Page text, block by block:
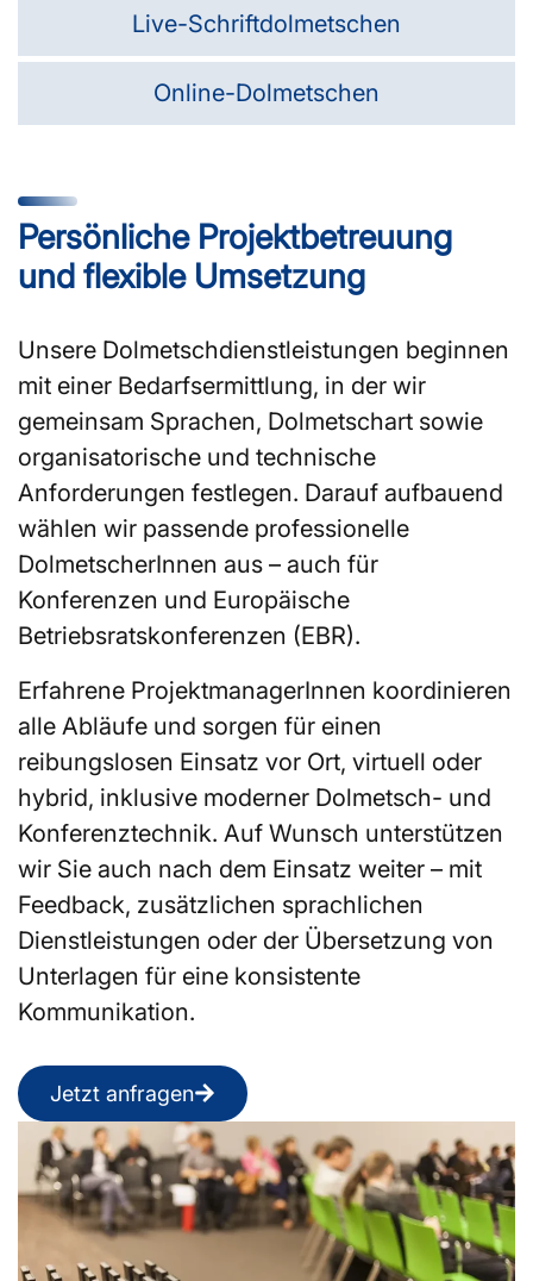
Live-Schriftdolmetschen
Online-Dolmetschen
Persönliche Projektbetreuung
und flexible Umsetzung
Unsere Dolmetschdienstleistungen beginnen
mit einer Bedarfsermittlung, in der wir
gemeinsam Sprachen, Dolmetschart sowie
organisatorische und technische
Anforderungen festlegen. Darauf aufbauend
wählen wir passende professionelle
DolmetscherInnen aus – auch für
Konferenzen und Europäische
Betriebsratskonferenzen (EBR).
Erfahrene ProjektmanagerInnen koordinieren
alle Abläufe und sorgen für einen
reibungslosen Einsatz vor Ort, virtuell oder
hybrid, inklusive moderner Dolmetsch- und
Konferenztechnik. Auf Wunsch unterstützen
wir Sie auch nach dem Einsatz weiter – mit
Feedback, zusätzlichen sprachlichen
Dienstleistungen oder der Übersetzung von
Unterlagen für eine konsistente
Kommunikation.
Jetzt anfragen